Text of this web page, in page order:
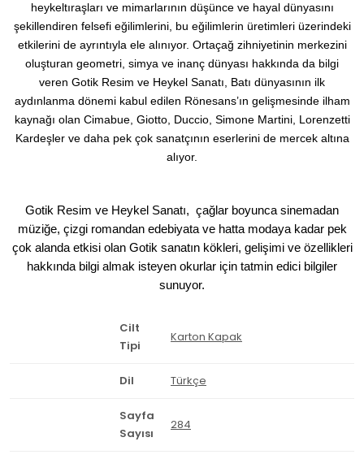
heykeltıraşları ve mimarlarının düşünce ve hayal dünyasını
şekillendiren felsefi eğilimlerini, bu eğilimlerin üretimleri üzerindeki
etkilerini de ayrıntıyla ele alınıyor. Ortaçağ zihniyetinin merkezini
oluşturan geometri, simya ve inanç dünyası hakkında da bilgi
veren Gotik Resim ve Heykel Sanatı , Batı dünyasının ilk
aydınlanma dönemi kabul edilen Rönesans’ın gelişmesinde ilham
kaynağı olan Cimabue, Giotto, Duccio, Simone Martini, Lorenzetti
Kardeşler ve daha pek çok sanatçının eserlerini de mercek altına
alıyor.
Gotik Resim ve Heykel Sanatı, çağlar boyunca sinemadan
müziğe, çizgi romandan edebiyata ve hatta modaya kadar pek
çok alanda etkisi olan Gotik sanatın kökleri, gelişimi ve özellikleri
hakkında bilgi almak isteyen okurlar için tatmin edici bilgiler
sunuyor.
Cilt
Tipi
Karton Kapak
Dil Türkçe
Sayfa
Sayısı
284